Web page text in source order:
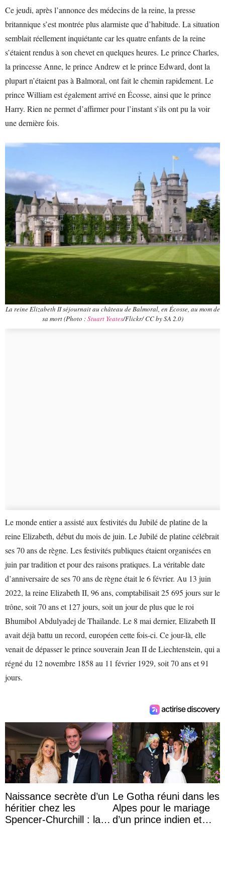
Ce jeudi, après l’annonce des médecins de la reine, la presse
britannique s’est montrée plus alarmiste que d’habitude. La situation
semblait réellement inquiétante car les quatre enfants de la reine
s’étaient rendus à son chevet en quelques heures. Le prince Charles,
la princesse Anne, le prince Andrew et le prince Edward, dont la
plupart n’étaient pas à Balmoral, ont fait le chemin rapidement. Le
prince William est également arrivé en Écosse, ainsi que le prince
Harry. Rien ne permet d’affirmer pour l’instant s’ils ont pu la voir
une dernière fois.
La reine Elizabeth II séjournait au château de Balmoral, en Écosse, au mom de
sa mort (Photo :Stuart Yeates/Flickr/ CC by SA 2.0)
Le monde entier a assisté aux festivités du Jubilé de platine de la
reine Elizabeth, début du mois de juin. Le Jubilé de platine célébrait
ses 70 ans de règne. Les festivités publiques étaient organisées en
juin par tradition et pour des raisons pratiques. La véritable date
d’anniversaire de ses 70 ans de règne était le 6 février. Au 13 juin
2022, la reine Elizabeth II, 96 ans, comptabilisait 25 695 jours sur le
trône, soit 70 ans et 127 jours, soit un jour de plus que le roi
Bhumibol Abdulyadej de Thaïlande. Le 8 mai dernier, Elizabeth II
avait déjà battu un record, européen cette fois-ci. Ce jour-là, elle
venait de dépasser le prince souverain Jean II de Liechtenstein, qui a
régné du 12 novembre 1858 au 11 février 1929, soit 70 ans et 91
jours.
Naissance secrète d’un
héritier chez les
Spencer-Churchill : la
Le Gotha réuni dans les
Alpes pour le mariage
d’un prince indien et